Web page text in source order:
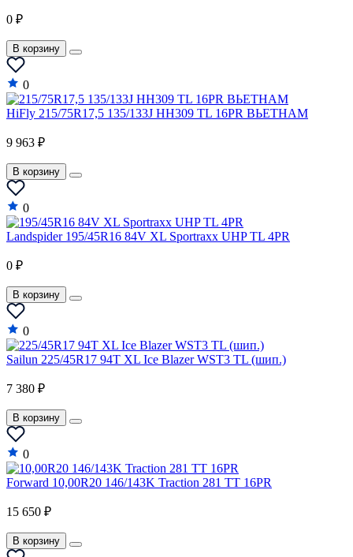
0 ₽
В корзину
0
HiFly 215/75R17,5 135/133J HH309 TL 16PR ВЬЕТНАМ
9 963 ₽
В корзину
0
Landspider 195/45R16 84V XL Sportraxx UHP TL 4PR
0 ₽
В корзину
0
Sailun 225/45R17 94T XL Ice Blazer WST3 TL (шип.)
7 380 ₽
В корзину
0
Forward 10,00R20 146/143K Traction 281 TT 16PR
15 650 ₽
В корзину